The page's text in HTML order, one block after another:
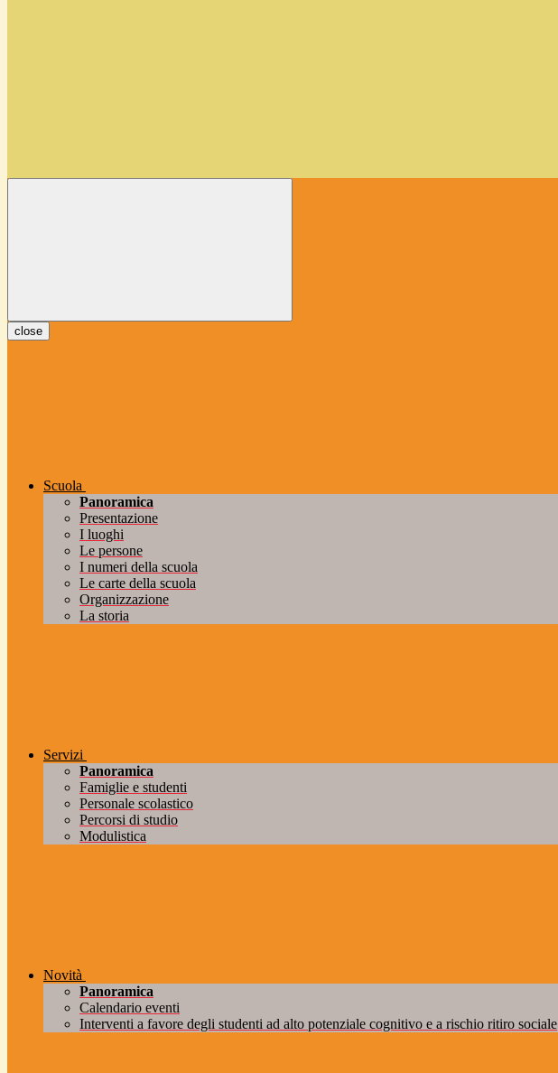
close
Scuola
Panoramica
Presentazione
I luoghi
Le persone
I numeri della scuola
Le carte della scuola
Organizzazione
La storia
Servizi
Panoramica
Famiglie e studenti
Personale scolastico
Percorsi di studio
Modulistica
Novità
Panoramica
Calendario eventi
Interventi a favore degli studenti ad alto potenziale cognitivo e a rischio ritiro sociale